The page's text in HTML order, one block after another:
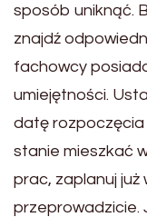
sposób uniknąć.
znajdź
fachowcy
umiejętności.
datę rozpoczęcia
stanie mieszkać
prac, zaplanuj już
przeprowadzicie.